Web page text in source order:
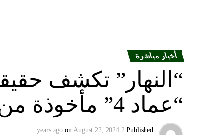
أخبار مباشرة
“النهار” تكشف
“عماد 4” مأخوذة من أوكرانيا….
Published
2 years ago
on August 22, 2024